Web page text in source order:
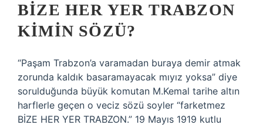
BIZE HER YER TRABZON
KIMIN SÖZÜ?
“Paşam Trabzon’a varamadan buraya demir atmak
zorunda kaldık basaramayacak mıyız yoksa” diye
sorulduğunda büyük komutan M.Kemal tarihe altın
harflerle geçen o veciz sözü soyler “farketmez
BİZE HER YER TRABZON.” 19 Mayıs 1919 kutlu